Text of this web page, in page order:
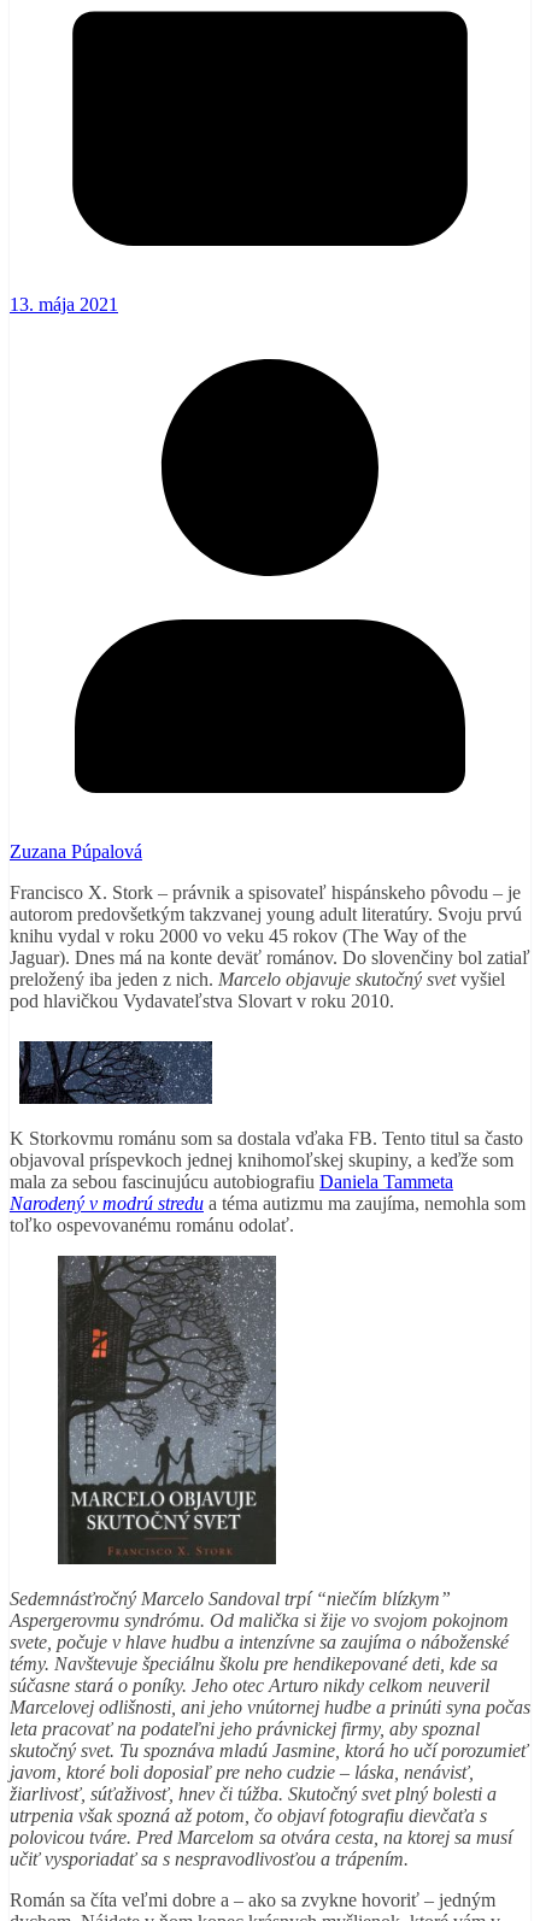
13. mája 2021
Zuzana Púpalová
Francisco X. Stork – právnik a spisovateľ hispánskeho pôvodu – je
autorom predovšetkým takzvanej young adult literatúry. Svoju prvú
knihu vydal v roku 2000 vo veku 45 rokov (The Way of the
Jaguar). Dnes má na konte deväť románov. Do slovenčiny bol zatiaľ
preložený iba jeden z nich. Marcelo objavuje skutočný svetvyšiel
pod hlavičkou Vydavateľstva Slovart v roku 2010.
K Storkovmu románu som sa dostala vďaka FB. Tento titul sa často
objavoval príspevkoch jednej knihomoľskej skupiny, a keďže som
mala za sebou fascinujúcu autobiografiu Daniela Tammeta
Narodený v modrú stredu a téma autizmu ma zaujíma, nemohla som
toľko ospevovanému románu odolať.
Sedemnásťročný Marcelo Sandoval trpí “niečím blízkym”
Aspergerovmu syndrómu. Od malička si žije vo svojom pokojnom
svete, počuje v hlave hudbu a intenzívne sa zaujíma o náboženské
témy. Navštevuje špeciálnu školu pre hendikepované deti, kde sa
súčasne stará o poníky. Jeho otec Arturo nikdy celkom neuveril
Marcelovej odlišnosti, ani jeho vnútornej hudbe a prinúti syna počas
leta pracovať na podateľni jeho právnickej firmy, aby spoznal
skutočný svet. Tu spoznáva mladú Jasmine, ktorá ho učí porozumieť
javom, ktoré boli doposiaľ pre neho cudzie – láska, nenávisť,
žiarlivosť, súťaživosť, hnev či túžba. Skutočný svet plný bolesti a
utrpenia však spozná až potom, čo objaví fotografiu dievčaťa s
polovicou tváre. Pred Marcelom sa otvára cesta, na ktorej sa musí
učiť vysporiadať sa s nespravodlivosťou a trápením.
Román sa číta veľmi dobre a – ako sa zvykne hovoriť – jedným